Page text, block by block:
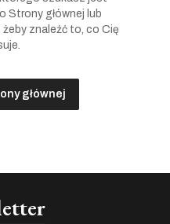
Strony głównej lub
znaleźć to, co Cię
głównej